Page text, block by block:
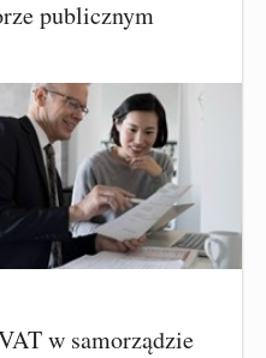
publicznym
w samorządzie